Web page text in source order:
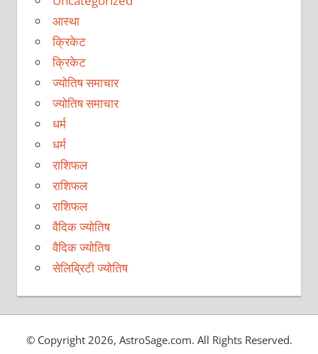
आस्था
क्रिकेट
क्रिकेट
ज्योतिष समाचार
ज्योतिष समाचार
धर्म
धर्म
राशिफल
राशिफल
राशिफल
वैदिक ज्योतिष
वैदिक ज्योतिष
सेलिब्रिटी ज्योतिष
© Copyright 2026, AstroSage.com. All Rights Reserved.